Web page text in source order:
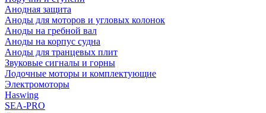
Анодная защита
Аноды для моторов и угловых колонок
Аноды на гребной вал
Аноды на корпус судна
Аноды для транцевых плит
Звуковые сигналы и горны
Лодочные моторы и комплектующие
Электромоторы
Haswing
SEA-PRO